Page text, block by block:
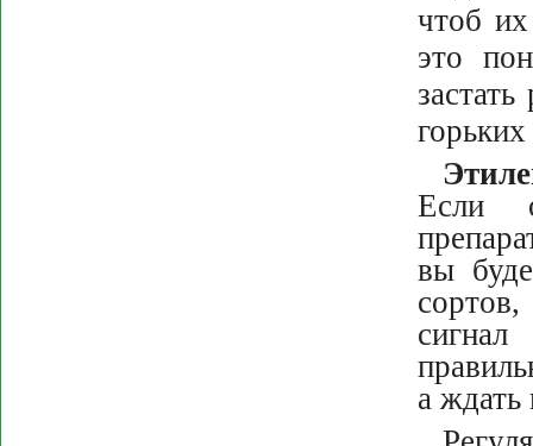
чтоб
это
Если
вы
сигнал
а ждать